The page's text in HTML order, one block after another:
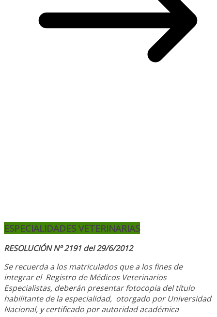
ESPECIALIDADES VETERINARIAS
RESOLUCIÓN Nº 2191 del 29/6/2012
Se recuerda a los matriculados que a los fines de
integrar el Registro de Médicos Veterinarios
Especialistas, deberán presentar fotocopia del título
habilitante de la especialidad, otorgado por Universidad
Nacional, ycertificado por autoridad académica